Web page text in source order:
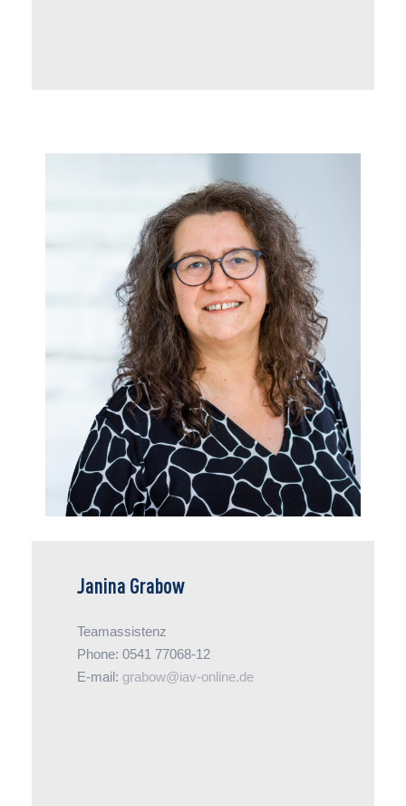
Janina Grabow
Teamassistenz
Phone: 0541 77068-12
E-mail: grabow@iav-online.de